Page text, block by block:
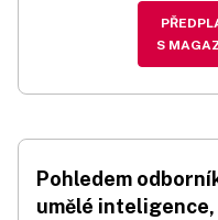
S
Pohledem
umělé